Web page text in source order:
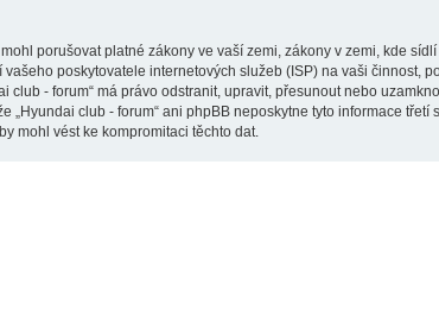
porušovat platné zákony ve vaší zemi, zákony v zemi, kde sídlí
poskytovatele internetových služeb (ISP) na vaši činnost,
- forum“ má právo odstranit, upravit, přesunout nebo
club - forum“ ani phpBB neposkytne tyto informace třetí
mohl vést ke kompromitaci těchto dat.